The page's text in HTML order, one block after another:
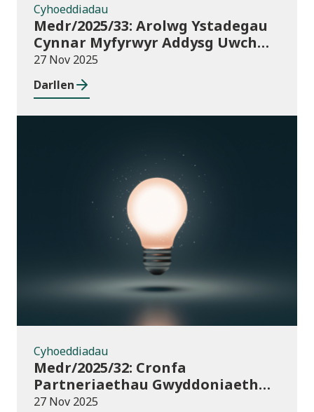
Cyhoeddiadau
Medr/2025/33: Arolwg Ystadegau
Cynnar Myfyrwyr Addysg Uwch
2025/26
27 Nov 2025
Darllen
Cyhoeddiadau
Cyhoeddiadau
Medr/2025/32: Cronfa
Partneriaethau Gwyddoniaeth
Rhyngwladol (ISPF) 2025-26
27 Nov 2025